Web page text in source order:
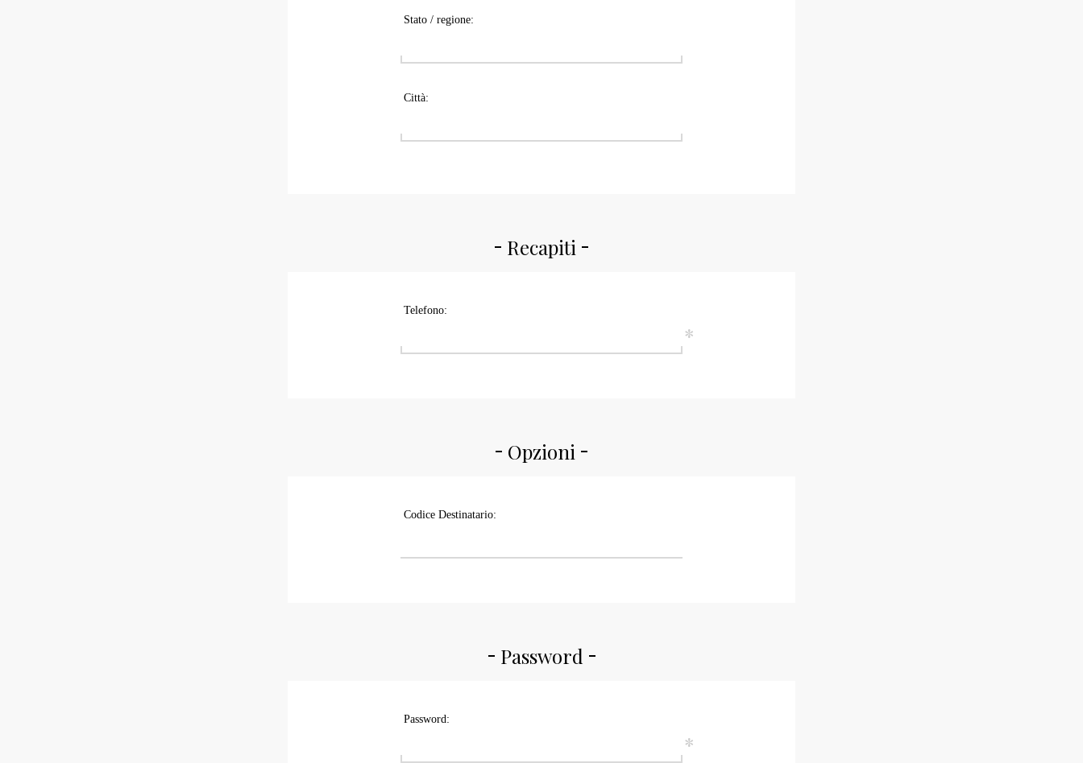
Stato / regione:
Città:
Recapiti
Telefono:
*
Opzioni
Codice Destinatario:
Password
Password:
*